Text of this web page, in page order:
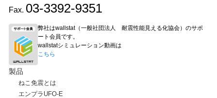
Fax. 03-3392-9351
弊社はwallstat（一般社団法人 耐震性能見える化協会）のサポ
ート会員です。
wallstatシミュレーション動画は
こちら
製品
ねこ免震とは
エンプラUFO-E